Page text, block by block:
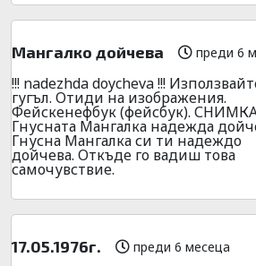
Мангалко дойчева преди 6
!!! nadezhda doycheva !!!
гугъл. Отиди на изображения.
Фейскенефбук (фейсбук).
Гнусната Мангалка надежда
Гнусна Мангалка си ти надеждо
дойчева. Откъде го вадиш това
самочувствие.
17.05.1976г. преди 6 месеца